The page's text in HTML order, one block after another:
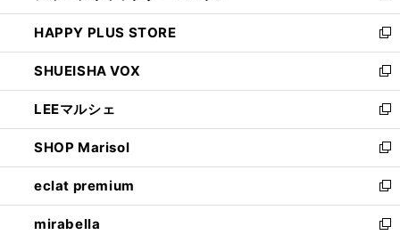
ン
ド
ウ
で
開
く
ウ
ィ
ン
ド
ウ
で
開
く
し
い
ウ
ィ
ン
ド
ウ
で
開
く
HAPPY PLUS STORE
新
し
い
ウ
ィ
ン
ド
ウ
で
開
く
SHUEISHA VOX
新
し
い
ウ
ィ
ン
ド
ウ
で
LEEマルシェ
新
し
い
ウ
ィ
ン
ド
SHOP Marisol
新
し
い
ウ
ィ
eclat premium
新
し
い
mirabella
新